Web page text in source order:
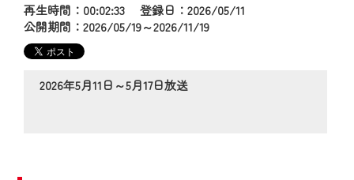
再生時間：00:02:33 登録日：2026/05/11
公開期間：2026/05/19～2026/11/19
2026年5月11日～5月17日放送
【変更点】
◆デザイン変更により、お住まいの地域
の動画コンテンツが一目瞭然。
◆当社アプリやＰＣブラウザから、いつ
でも・どこでも・外出先でも！